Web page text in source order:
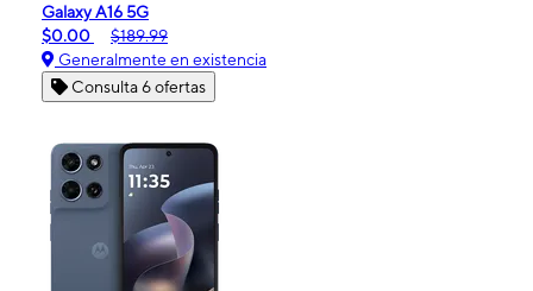
Galaxy A16 5G
$0.00
$189.99
Generalmente en existencia
Consulta 6 ofertas